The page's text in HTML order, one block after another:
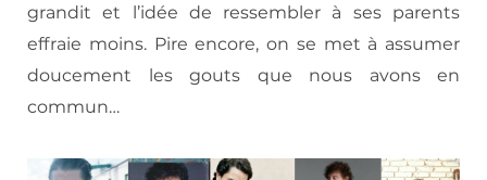
grandit et l’idée de ressembler à ses parents
effraie moins. Pire encore, on se met à assumer
doucement les gouts que nous avons en
commun…